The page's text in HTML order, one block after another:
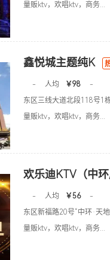
量贩ktv，欢唱ktv，商务...
鑫悦城主题纯K
- 人均 ￥98
-
东区三线大道北段118号1
量贩ktv，欢唱ktv，商务...
欢乐迪KTV（中
- 人均 ￥56
-
东区新福路20号“中环·天
量贩ktv，欢唱ktv，商务...